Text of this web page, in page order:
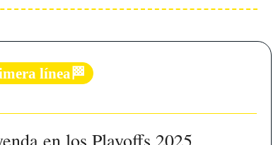
línea🏁
en los Playoffs 2025